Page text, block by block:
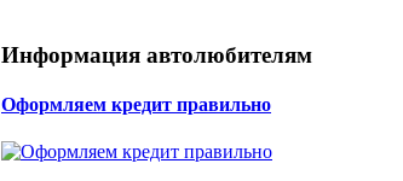
Информация автолюбителям
Оформляем кредит правильно